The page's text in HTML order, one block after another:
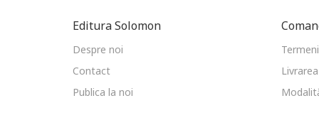
Editura Solomon
Despre noi
Contact
Publica la noi